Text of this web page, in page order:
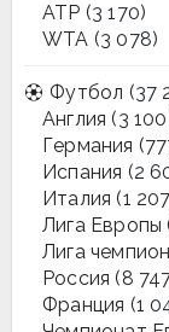
ATP (3 170)
WTA (3 078)
Футбол (37
Англия (3
Германия
Испания (2
Италия (1
Лига Европы
Лига
Россия (8
Франция (1